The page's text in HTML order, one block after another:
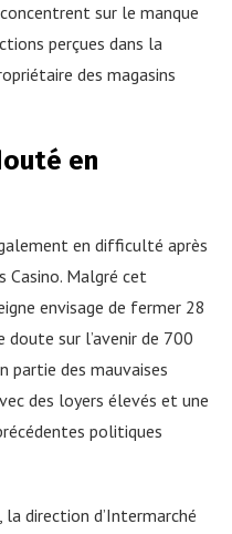
sur le manque
perçues dans la
des magasins
en
en difficulté après
Casino. Malgré cet
envisage de fermer 28
sur l’avenir de 700
partie des mauvaises
des loyers élevés et une
politiques
direction d’Intermarché